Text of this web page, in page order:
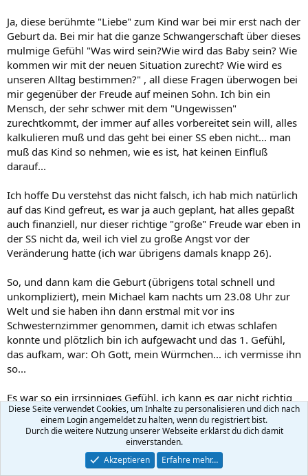
Ja, diese berühmte "Liebe" zum Kind war bei mir erst nach der
Geburt da. Bei mir hat die ganze Schwangerschaft über dieses
mulmige Gefühl "Was wird sein?Wie wird das Baby sein? Wie
kommen wir mit der neuen Situation zurecht? Wie wird es
unseren Alltag bestimmen?" , all diese Fragen überwogen bei
mir gegenüber der Freude auf meinen Sohn. Ich bin ein
Mensch, der sehr schwer mit dem "Ungewissen"
zurechtkommt, der immer auf alles vorbereitet sein will, alles
kalkulieren muß und das geht bei einer SS eben nicht... man
muß das Kind so nehmen, wie es ist, hat keinen Einfluß
darauf...
Ich hoffe Du verstehst das nicht falsch, ich hab mich natürlich
auf das Kind gefreut, es war ja auch geplant, hat alles gepaßt
auch finanziell, nur dieser richtige "große" Freude war eben in
der SS nicht da, weil ich viel zu große Angst vor der
Veränderung hatte (ich war übrigens damals knapp 26).
So, und dann kam die Geburt (übrigens total schnell und
unkompliziert), mein Michael kam nachts um 23.08 Uhr zur
Welt und sie haben ihn dann erstmal mit vor ins
Schwesternzimmer genommen, damit ich etwas schlafen
konnte und plötzlich bin ich aufgewacht und das 1. Gefühl,
das aufkam, war: Oh Gott, mein Würmchen... ich vermisse ihn
so...
Es war so ein irrsinniges Gefühl, ich kann es gar nicht richtig
beschreiben, wie ein Magnet - diese Anziehungskraft.... so
eine unbeschreibliche Liebe, so, als würde er schon immer zu
mir gehören und nicht erst seit ein paar Stunden... einfach ein
Band für die Ewigkeit, das niemals mehr zerreißen wird... ich
finde dafür keine richtigen Worte, aber ich hoffe du verstehst,
Diese Seite verwendet Cookies, um Inhalte zu personalisieren und dich nach
einem Login angemeldet zu halten, wenn du registriert bist.
Durch die weitere Nutzung unserer Webseite erklärst du dich damit
einverstanden.
Akzeptieren
Erfahre mehr…